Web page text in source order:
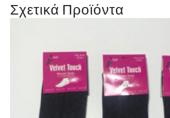
Σχετικά Προϊόντα